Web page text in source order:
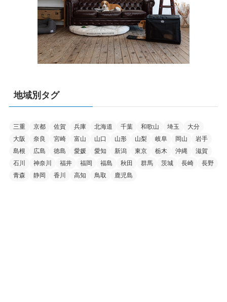
地域別タグ
三重 京都 佐賀 兵庫 北海道 千葉 和歌山 埼玉
大分
大阪
奈良 宮崎 富山 山口 山形 山梨 岐阜 岡山
岩手
島根
広島 徳島 愛媛 愛知 新潟 東京 栃木 沖縄
滋賀
石川
神奈川 福井 福岡 福島 秋田 群馬 茨城 長崎
長野
青森
静岡 香川 高知 鳥取 鹿児島